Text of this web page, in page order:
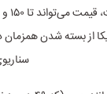
۲۰۰ دلار در هر بشکه افزایش یابد.